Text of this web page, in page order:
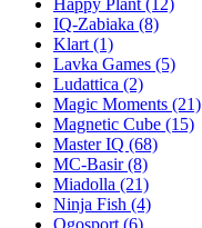
Happy Plant (12)
IQ-Zabiaka (8)
Klart (1)
Lavka Games (5)
Ludattica (2)
Magic Moments (21)
Magnetic Cube (15)
Master IQ (68)
MC-Basir(8)
Miadolla (21)
Ninja Fish (4)
Ogosport (6)